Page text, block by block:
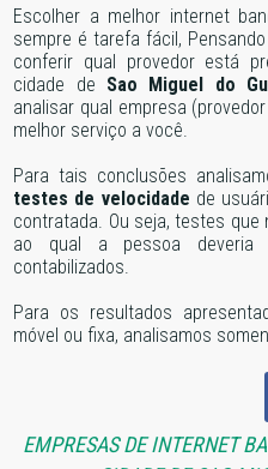
Escolher a melhor internet
sempre é tarefa fácil,
conferir qual provedor está
cidade de Sao Miguel do
analisar qual empresa
melhor serviço a você.
Para tais conclusões
testes de velocidade de
contratada. Ou seja, testes
ao qual a pessoa deveria
contabilizados.
Para os resultados
móvel ou fixa, analisamos
EMPRESAS DE INTERNET